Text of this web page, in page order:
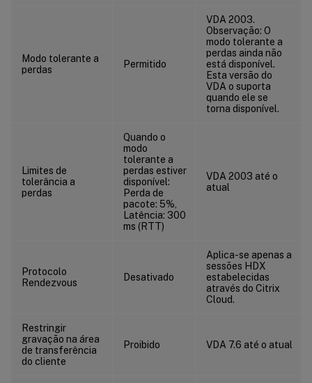
Modo tolerante a
perdas
Permitido
VDA 2003.
Observação: O
modo tolerante a
perdas ainda não
está disponível.
Esta versão do
VDA o suporta
quando ele se
torna disponível.
Limites de
tolerância a
perdas
Quando o
modo
tolerante a
perdas estiver
disponível:
Perda de
pacote: 5%,
Latência: 300
ms (RTT)
VDA 2003 até o
atual
Protocolo
Rendezvous
Desativado
Aplica-se apenas a
sessões HDX
estabelecidas
através do Citrix
Cloud.
Restringir
gravação na área
de transferência
do cliente
Proibido VDA 7.6 até o atual
Gerenciamento de Perfil/Redirecionamento de Pasta/AppData(Roaming)
Gerenciamento de Perfil/Redirecionamento de Pasta/Contatos
Gerenciamento de Perfil/Redirecionamento de Pasta/Área de Trabalho
Gerenciamento de Perfil/Redirecionamento de Pasta/Documentos
Gerenciamento de Perfil/Redirecionamento de Pasta/Downloads
Gerenciamento de Perfil/Redirecionamento de Pasta/Links
Gerenciamento de Perfil/Redirecionamento de Pasta/Música
Gerenciamento de Perfil/Redirecionamento de Pasta/Imagens
Gerenciamento de Perfil/Redirecionamento de Pasta/Jogos Salvos
Gerenciamento de Perfil/Redirecionamento de Pasta/Pesquisas
Gerenciamento de Perfil/Redirecionamento de Pasta/Vídeo
Gerenciamento de Perfil/Configurações de log
Gerenciamento de Perfil/Registro
Gerenciamento de Perfil/Perfis de usuário transmitidos